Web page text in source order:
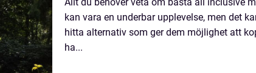
kan vara en underbar upplevelse, men det
hitta alternativ som ger dem möjlighet att
ha...